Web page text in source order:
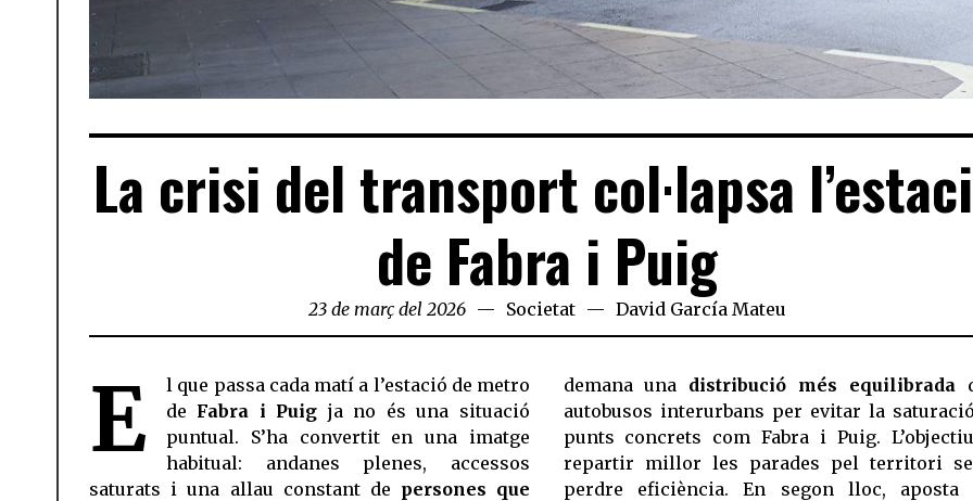
La crisi del transport col·lapsa
de Fabra i Puig
23 de març del 2026 Societat David García Mateu
E
l que passa cada matí a l’estació de metro
de Fabra i Puig ja no és una situació
puntual. S’ha convertit en una imatge
habitual: andanes plenes, accessos
saturats i una allau constant de persones que
demana una distribució més equilibrada
autobusos interurbans per evitar la
punts concrets com Fabra i Puig.
repartir millor les parades pel territori
perdre eficiència. En segon lloc, aposta